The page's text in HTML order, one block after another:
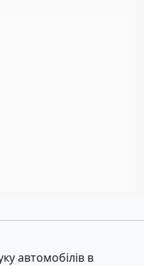
автомобілів в